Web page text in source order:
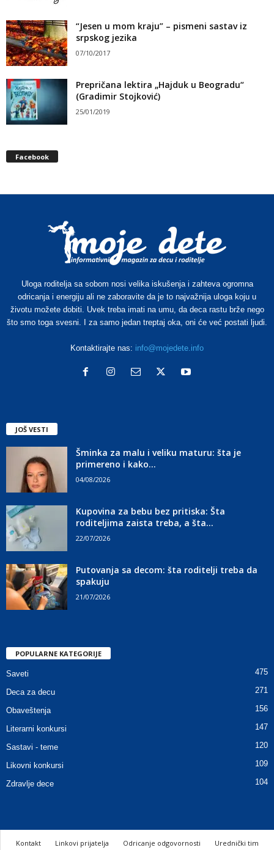
“Jesen u mom kraju” – pismeni sastav iz
srpskog jezika
07/10/2017
Prepričana lektira „Hajduk u Beogradu“
(Gradimir Stojković)
25/01/2019
Facebook
Uloga roditelja sa sobom nosi velika iskušenja i zahteva ogromna
odricanja i energiju ali ne zaboravite da je to najvažnija uloga koju u
životu možete dobiti. Uvek treba imati na umu, da deca rastu brže nego
što smo toga svesni. I za samo jedan treptaj oka, oni će već postati ljudi.
Kontaktirajte nas: info@mojedete.info
JOŠ VESTI
Šminka za malu i veliku maturu: šta je
primereno i kako...
04/08/2026
Kupovina za bebu bez pritiska: Šta
roditeljima zaista treba, a šta...
22/07/2026
Putovanja sa decom: šta roditelji treba da
spakuju
21/07/2026
POPULARNE KATEGORIJE
Saveti 475
Deca za decu 271
Obaveštenja 156
Literarni konkursi 147
Sastavi - teme 120
Likovni konkursi 109
Zdravlje dece 104
Kontakt Linkovi prijatelja Odricanje odgovornosti Urednički tim